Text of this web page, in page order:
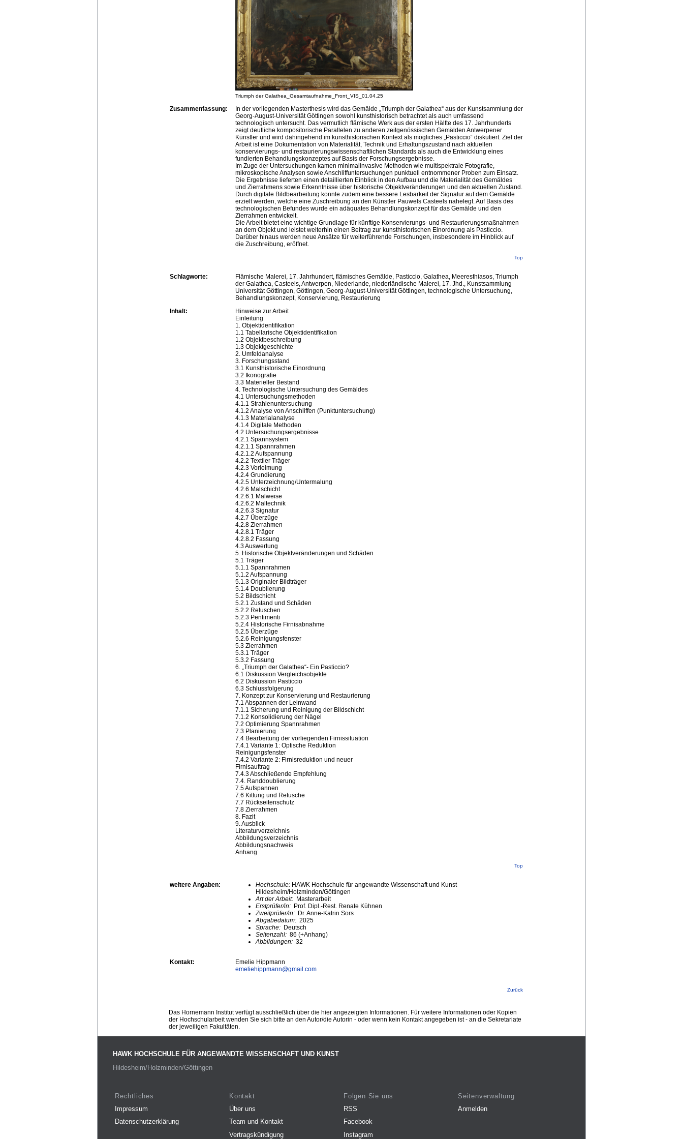
Triumph der Galathea_Gesamtaufnahme_Front_VIS_01.04.25
Zusammenfassung:
In der vorliegenden Masterthesis wird das Gemälde „Triumph der Galathea“ aus der Kunstsammlung der
Georg-August-Universität Göttingen sowohl kunsthistorisch betrachtet als auch umfassend
technologisch untersucht. Das vermutlich flämische Werk aus der ersten Hälfte des 17. Jahrhunderts
zeigt deutliche kompositorische Parallelen zu anderen zeitgenössischen Gemälden Antwerpener
Künstler und wird dahingehend im kunsthistorischen Kontext als mögliches „Pasticcio“ diskutiert. Ziel der
Arbeit ist eine Dokumentation von Materialität, Technik und Erhaltungszustand nach aktuellen
konservierungs- und restaurierungswissenschaftlichen Standards als auch die Entwicklung eines
fundierten Behandlungskonzeptes auf Basis der Forschungsergebnisse.
Im Zuge der Untersuchungen kamen minimalinvasive Methoden wie multispektrale Fotografie,
mikroskopische Analysen sowie Anschliffuntersuchungen punktuell entnommener Proben zum Einsatz.
Die Ergebnisse lieferten einen detaillierten Einblick in den Aufbau und die Materialität des Gemäldes
und Zierrahmens sowie Erkenntnisse über historische Objektveränderungen und den aktuellen Zustand.
Durch digitale Bildbearbeitung konnte zudem eine bessere Lesbarkeit der Signatur auf dem Gemälde
erzielt werden, welche eine Zuschreibung an den Künstler Pauwels Casteels nahelegt. Auf Basis des
technologischen Befundes wurde ein adäquates Behandlungskonzept für das Gemälde und den
Zierrahmen entwickelt.
Die Arbeit bietet eine wichtige Grundlage für künftige Konservierungs- und Restaurierungsmaßnahmen
an dem Objekt und leistet weiterhin einen Beitrag zur kunsthistorischen Einordnung als Pasticcio.
Darüber hinaus werden neue Ansätze für weiterführende Forschungen, insbesondere im Hinblick auf
die Zuschreibung, eröffnet.
Top
Schlagworte:
Flämische Malerei, 17. Jahrhundert, flämisches Gemälde, Pasticcio, Galathea, Meeresthiasos, Triumph
der Galathea, Casteels, Antwerpen, Niederlande, niederländische Malerei, 17. Jhd., Kunstsammlung
Universität Göttingen, Göttingen, Georg-August-Universität Göttingen, technologische Untersuchung,
Behandlungskonzept, Konservierung, Restaurierung
Inhalt:
Hinweise zur Arbeit
Einleitung
1. Objektidentifikation
1.1 Tabellarische Objektidentifikation
1.2 Objektbeschreibung
1.3 Objektgeschichte
2. Umfeldanalyse
3. Forschungsstand
3.1 Kunsthistorische Einordnung
3.2 Ikonografie
3.3 Materieller Bestand
4. Technologische Untersuchung des Gemäldes
4.1 Untersuchungsmethoden
4.1.1 Strahlenuntersuchung
4.1.2 Analyse von Anschliffen (Punktuntersuchung)
4.1.3 Materialanalyse
4.1.4 Digitale Methoden
4.2 Untersuchungsergebnisse
4.2.1 Spannsystem
4.2.1.1 Spannrahmen
4.2.1.2 Aufspannung
4.2.2 Textiler Träger
4.2.3 Vorleimung
4.2.4 Grundierung
4.2.5 Unterzeichnung/Untermalung
4.2.6 Malschicht
4.2.6.1 Malweise
4.2.6.2 Maltechnik
4.2.6.3 Signatur
4.2.7 Überzüge
4.2.8 Zierrahmen
4.2.8.1 Träger
4.2.8.2 Fassung
4.3 Auswertung
5. Historische Objektveränderungen und Schäden
5.1 Träger
5.1.1 Spannrahmen
5.1.2 Aufspannung
5.1.3 Originaler Bildträger
5.1.4 Doublierung
5.2 Bildschicht
5.2.1 Zustand und Schäden
5.2.2 Retuschen
5.2.3 Pentimenti
5.2.4 Historische Firnisabnahme
5.2.5 Überzüge
5.2.6 Reinigungsfenster
5.3 Zierrahmen
5.3.1 Träger
5.3.2 Fassung
6. „Triumph der Galathea“- Ein Pasticcio?
6.1 Diskussion Vergleichsobjekte
6.2 Diskussion Pasticcio
6.3 Schlussfolgerung
7. Konzept zur Konservierung und Restaurierung
7.1 Abspannen der Leinwand
7.1.1 Sicherung und Reinigung der Bildschicht
7.1.2 Konsolidierung der Nägel
7.2 Optimierung Spannrahmen
7.3 Planierung
7.4 Bearbeitung der vorliegenden Firnissituation
7.4.1 Variante 1: Optische Reduktion
Reinigungsfenster
7.4.2 Variante 2: Firnisreduktion und neuer
Firnisauftrag
7.4.3 Abschließende Empfehlung
7.4. Randdoublierung
7.5 Aufspannen
7.6 Kittung und Retusche
7.7 Rückseitenschutz
7.8 Zierrahmen
8. Fazit
9. Ausblick
Literaturverzeichnis
Abbildungsverzeichnis
Abbildungsnachweis
Anhang
Top
weitere Angaben: Hochschule: HAWK Hochschule für angewandte Wissenschaft und Kunst
Hildesheim/Holzminden/Göttingen
Art der Arbeit: Masterarbeit
Erstprüfer/in: Prof. Dipl.-Rest. Renate Kühnen
Zweitprüfer/in: Dr. Anne-Katrin Sors
Abgabedatum: 2025
Sprache: Deutsch
Seitenzahl: 86 (+Anhang)
Abbildungen: 32
Kontakt:
Emelie Hippmann
emeliehippmann@gmail.com
Zurück
Das Hornemann Institut verfügt ausschließlich über die hier angezeigten Informationen. Für weitere Informationen oder Kopien
der Hochschularbeit wenden Sie sich bitte an den Autor/die Autorin - oder wenn kein Kontakt angegeben ist - an die Sekretariate
der jeweiligen Fakultäten.
HAWK HOCHSCHULE FÜR ANGEWANDTE WISSENSCHAFT UND KUNST
Hildesheim/Holzminden/Göttingen
Rechtliches
Impressum
Datenschutzerklärung
Kontakt
Über uns
Team und Kontakt
Vertragskündigung
Folgen Sie uns
RSS
Facebook
Instagram
Seitenverwaltung
Anmelden